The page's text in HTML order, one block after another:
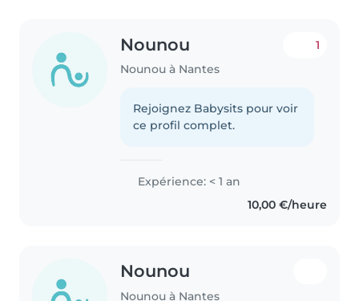
Nounou
Nounou à Nantes
1
Rejoignez Babysits pour voir
ce profil complet.
Expérience: < 1 an
10,00 €/heure
Nounou
Nounou à Nantes